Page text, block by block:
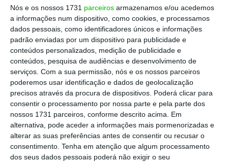
Nós e os nossos 1731 parceiros armazenamos e/ou acedemos
a informações num dispositivo, como cookies, e processamos
dados pessoais, como identificadores únicos e informações
padrão enviadas por um dispositivo para publicidade e
conteúdos personalizados, medição de publicidade e
conteúdos, pesquisa de audiências e desenvolvimento de
serviços. Com a sua permissão, nós e os nossos parceiros
poderemos usar identificação e dados de geolocalização
precisos através da procura de dispositivos. Poderá clicar para
consentir o processamento por nossa parte e pela parte dos
nossos 1731 parceiros, conforme descrito acima. Em
alternativa, pode aceder a informações mais pormenorizadas e
alterar as suas preferências antes de consentir ou recusar o
consentimento. Tenha em atenção que algum processamento
dos seus dados pessoais poderá não exigir o seu
https://eco.sapo.pt/quote/jose-alexandre-oliveira-foi-feito-um-acordo-os-representantes-das-empresas-aceitaram-aumentar-2/ Copiar
Assine o ECO Premium
No momento em que a informação é
mais importante do que nunca, apoie
o jornalismo independente e rigoroso.
De que forma? Assine o ECO Premium e
tenha acesso a notícias exclusivas, à